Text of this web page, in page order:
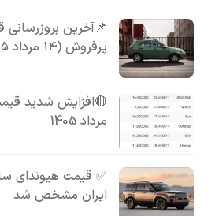
📌آخرین
پرفروش (۱۴ مرداد ۱۴۰۵)
مرداد 1405
✅ قیمت هیوندای
ایران مشخص شد